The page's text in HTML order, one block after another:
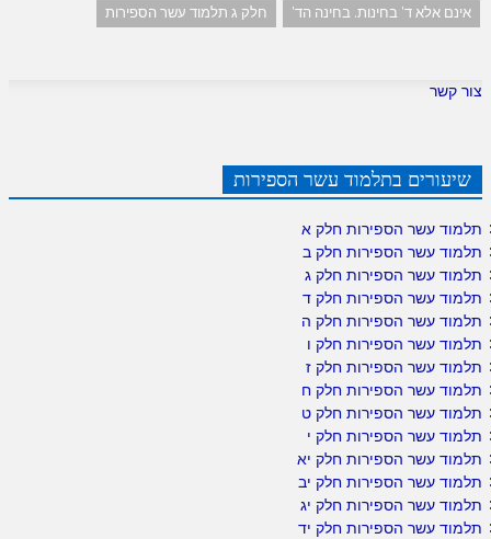
אינם אלא ד' בחינות. בחינה הד'
חלק ג תלמוד עשר הספירות
צור קשר
שיעורים בתלמוד עשר הספירות
תלמוד עשר הספירות חלק א
תלמוד עשר הספירות חלק ב
תלמוד עשר הספירות חלק ג
תלמוד עשר הספירות חלק ד
תלמוד עשר הספירות חלק ה
תלמוד עשר הספירות חלק ו
תלמוד עשר הספירות חלק ז
תלמוד עשר הספירות חלק ח
תלמוד עשר הספירות חלק ט
תלמוד עשר הספירות חלק י
תלמוד עשר הספירות חלק יא
תלמוד עשר הספירות חלק יב
תלמוד עשר הספירות חלק יג
תלמוד עשר הספירות חלק יד